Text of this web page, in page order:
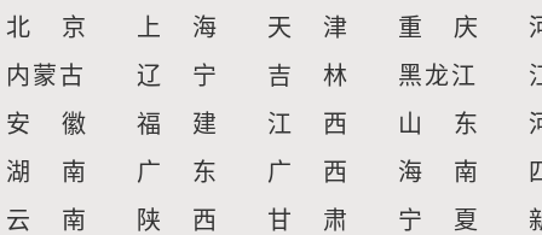
北 京 上 海 天 津 重 庆
内蒙古
辽 宁 吉 林 黑龙江
安 徽
福 建 江 西 山 东
湖 南
广 东 广 西 海 南
云 南
陕 西 甘 肃 宁 夏